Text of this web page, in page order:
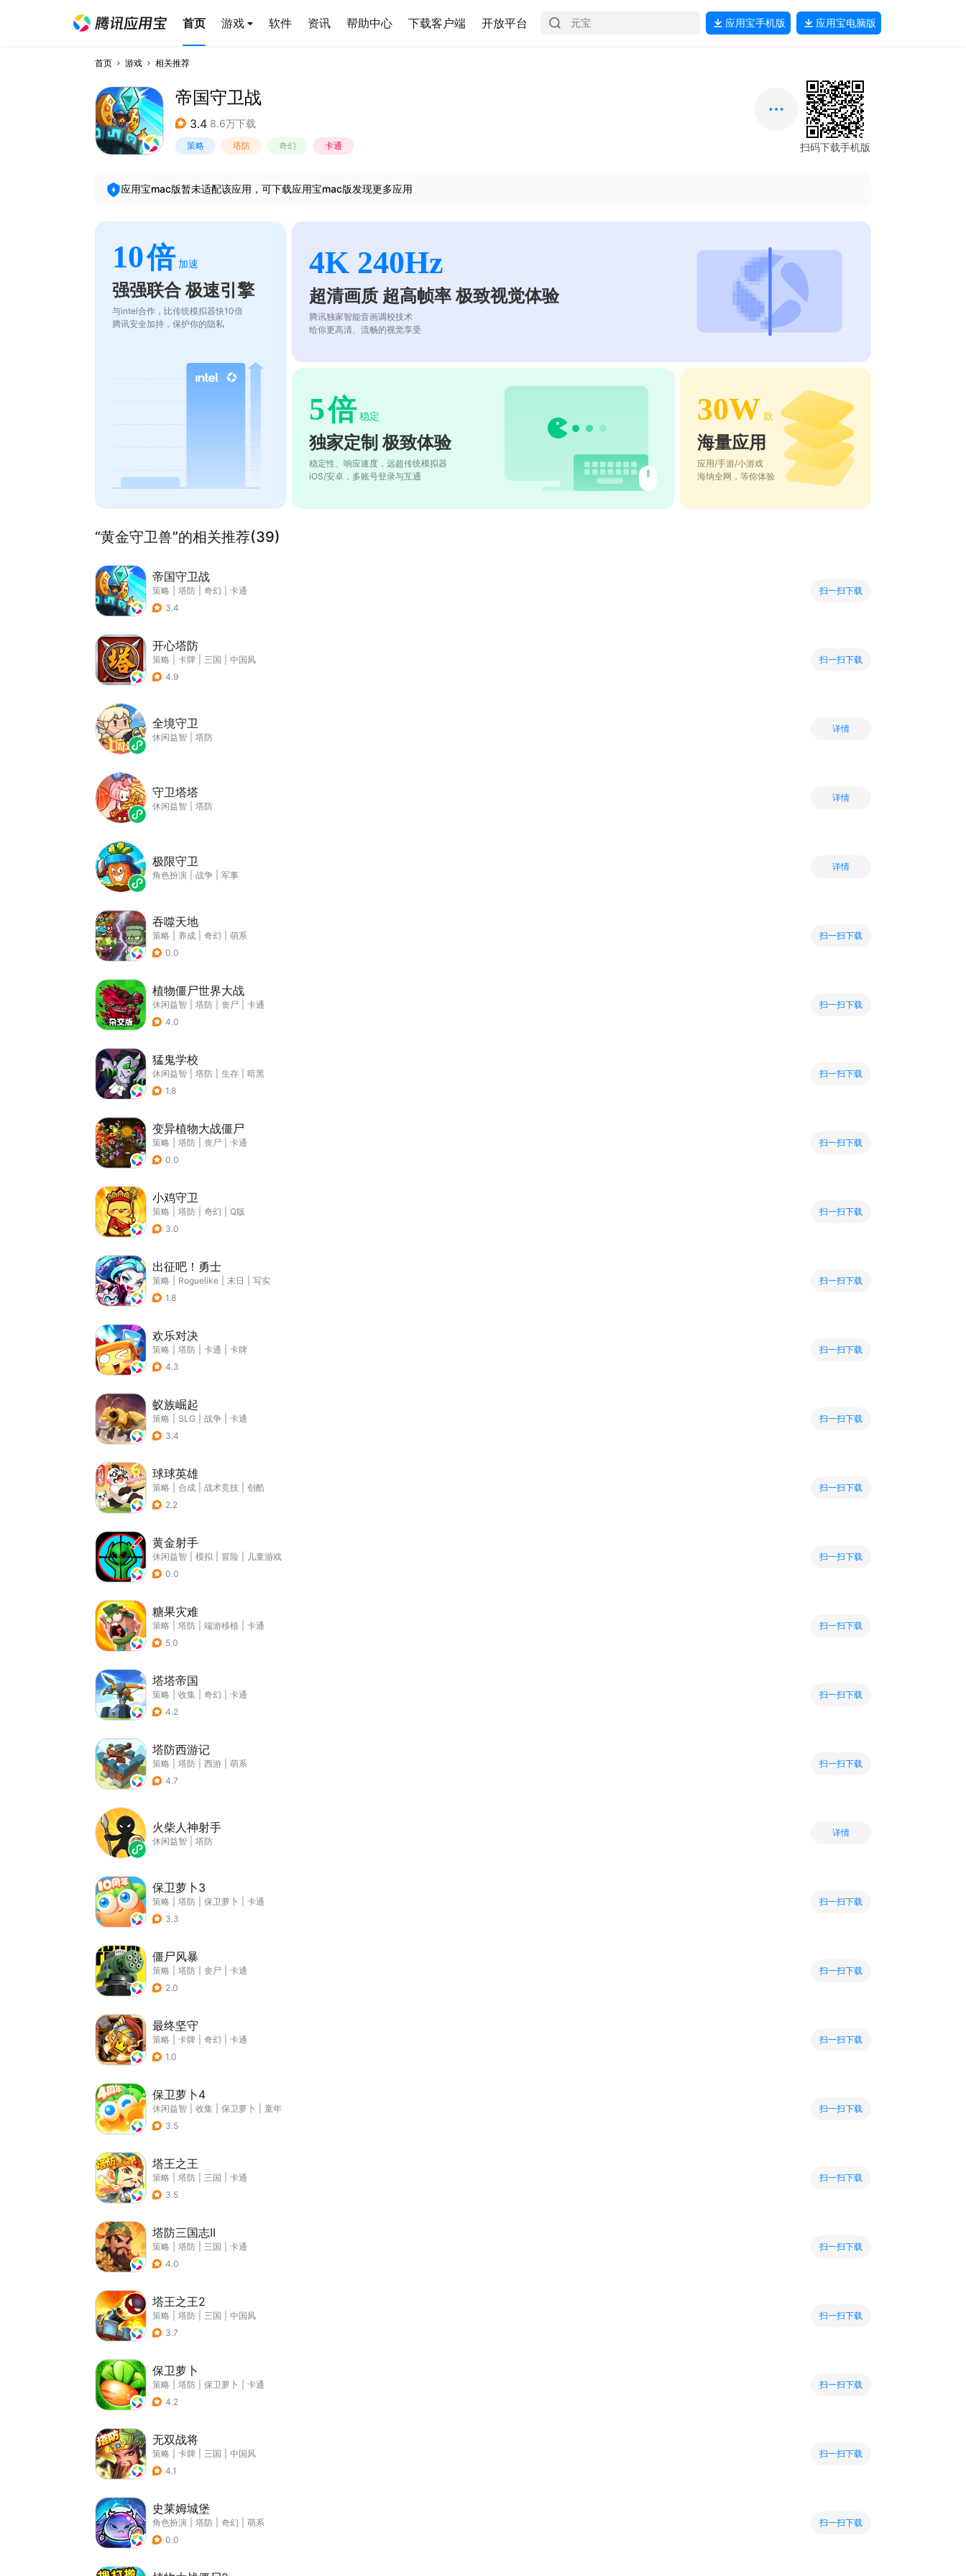
首页 游戏 软件 资讯 帮助中心 下载客户端 开放平台 应用宝手机版 应用宝电脑版
首页 游戏 相关推荐
帝国守卫战
3.4 8.6万下载
策略 塔防 奇幻 卡通 扫码下载手机版
应用宝mac版暂未适配该应用，可下载应用宝mac版发现更多应用
10倍 加速
强强联合 极速引擎
与intel合作，比传统模拟器快10倍
腾讯安全加持，保护你的隐私
4K 240Hz
超清画质 超高帧率 极致视觉体验
腾讯独家智能音画调校技术
给你更高清、流畅的视觉享受
5倍 稳定
独家定制 极致体验
稳定性、响应速度，远超传统模拟器
iOS/安卓，多账号登录与互通
30W 款
海量应用
应用/手游/小游戏
海纳全网，等你体验
“黄金守卫兽”的相关推荐(39)
帝国守卫战
策略 塔防 奇幻
卡通
3.4
扫一扫下载
开心塔防
策略 卡牌 三国
中国风
4.9
扫一扫下载
全境守卫
休闲益智 塔防
详情
守卫塔塔
休闲益智 塔防
详情
极限守卫
角色扮演 战争 军事
详情
吞噬天地
策略 养成 奇幻
萌系
0.0
扫一扫下载
植物僵尸世界大战
休闲益智 塔防 丧尸
卡通
4.0
扫一扫下载
猛鬼学校
休闲益智 塔防 生存
暗黑
1.8
扫一扫下载
变异植物大战僵尸
策略 塔防 丧尸
卡通
0.0
扫一扫下载
小鸡守卫
策略 塔防 奇幻
Q版
3.0
扫一扫下载
出征吧！勇士
策略 Roguelike 末日
写实
1.8
扫一扫下载
欢乐对决
策略 塔防 卡通
卡牌
4.3
扫一扫下载
蚁族崛起
策略 SLG 战争
卡通
3.4
扫一扫下载
球球英雄
策略 合成 战术竞技
创酷
2.2
扫一扫下载
黄金射手
休闲益智 模拟 冒险
儿童游戏
0.0
扫一扫下载
糖果灾难
策略 塔防 端游移植
卡通
5.0
扫一扫下载
塔塔帝国
策略 收集 奇幻
卡通
4.2
扫一扫下载
塔防西游记
策略 塔防 西游
萌系
4.7
扫一扫下载
火柴人神射手
休闲益智 塔防
详情
保卫萝卜3
策略 塔防 保卫萝卜
卡通
3.3
扫一扫下载
僵尸风暴
策略 塔防 丧尸
卡通
2.0
扫一扫下载
最终坚守
策略 卡牌 奇幻
卡通
1.0
扫一扫下载
保卫萝卜4
休闲益智 收集 保卫萝卜
童年
3.5
扫一扫下载
塔王之王
策略 塔防 三国
卡通
3.5
扫一扫下载
塔防三国志II
策略 塔防 三国
卡通
4.0
扫一扫下载
塔王之王2
策略 塔防 三国
中国风
3.7
扫一扫下载
保卫萝卜
策略 塔防 保卫萝卜
卡通
4.2
扫一扫下载
无双战将
策略 卡牌 三国
中国风
4.1
扫一扫下载
史莱姆城堡
角色扮演 塔防 奇幻
萌系
0.0
扫一扫下载